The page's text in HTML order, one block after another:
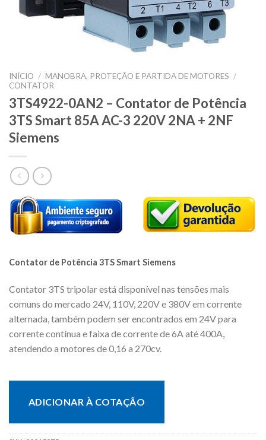
INÍCIO / MANOBRA, PROTEÇÃO E PARTIDA DE MOTORES /
CONTATOR
3TS4922-0AN2 – Contator de Potência
3TS Smart 85A AC-3 220V 2NA + 2NF
Siemens
Contator de Potência 3TS Smart Siemens
Contator 3TS tripolar está disponível nas tensões mais
comuns do mercado 24V, 110V, 220V e 380V em corrente
alternada, também podem ser encontrados em 24V para
corrente contínua e faixa de corrente de 6A até 400A,
atendendo a motores de 0,16 a 270cv.
ADICIONAR À COTAÇÃO